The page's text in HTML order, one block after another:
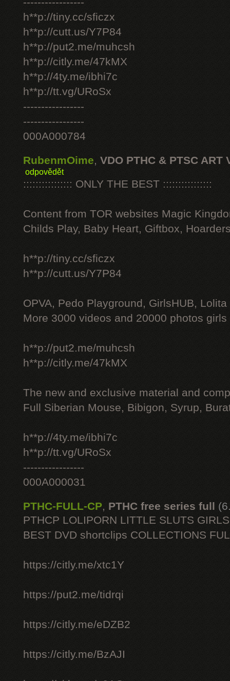
h**p://tiny.cc/sficzx
h**p://cutt.us/Y7P84
h**p://put2.me/muhcsh
h**p://citly.me/47kMX
h**p://4ty.me/ibhi7c
h**p://tt.vg/URoSx
-----------------
-----------------
000A000784
RubenmOime, VDO PTHC & PTSC ART
odpovědět
:::::::::::::::: ONLY THE BEST ::::::::::::::::
Content from TOR websites Magic
Childs Play, Baby Heart, Giftbox,
h**p://tiny.cc/sficzx
h**p://cutt.us/Y7P84
OPVA, Pedo Playground, GirlsHUB, Lolita
More 3000 videos and 20000 photos
h**p://put2.me/muhcsh
h**p://citly.me/47kMX
The new and exclusive material and
Full Siberian Mouse, Bibigon, Syrup,
h**p://4ty.me/ibhi7c
h**p://tt.vg/URoSx
-----------------
000A000031
PTHC-FULL-CP, PTHC free series full
PTHCP LOLIPORN LITTLE SLUTS
BEST DVD shortclips COLLECTIONS
https://citly.me/xtc1Y
https://put2.me/tidrqi
https://citly.me/eDZB2
https://citly.me/BzAJI